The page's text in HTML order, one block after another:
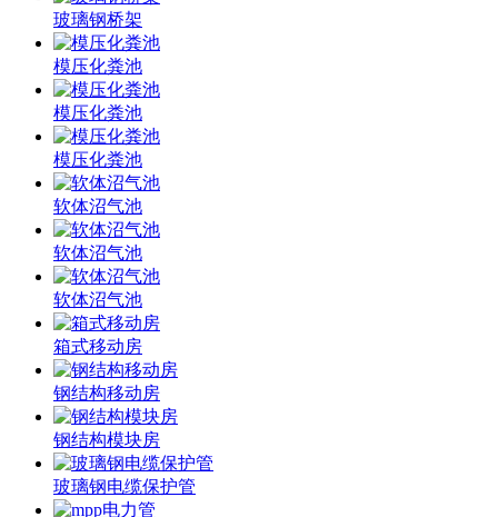
玻璃钢桥架
模压化粪池
模压化粪池
模压化粪池
软体沼气池
软体沼气池
软体沼气池
箱式移动房
钢结构移动房
钢结构模块房
玻璃钢电缆保护管